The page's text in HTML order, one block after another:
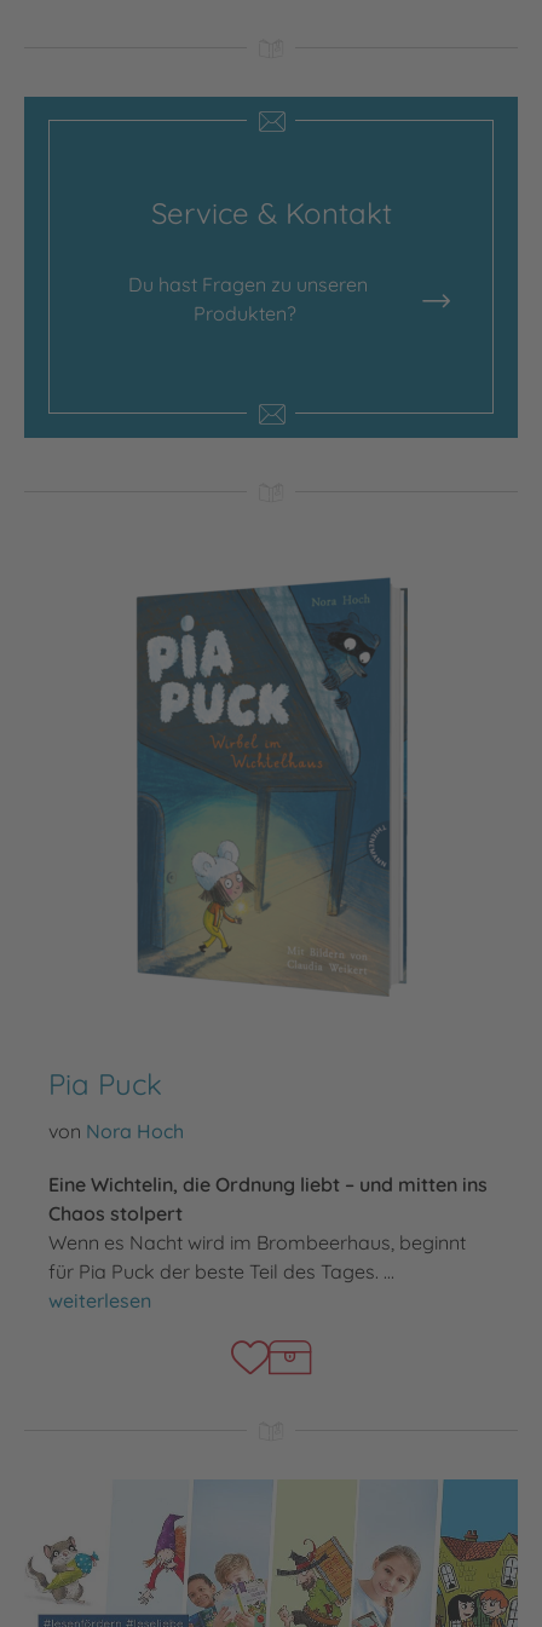
Service & Kontakt
Du hast Fragen zu unseren
Produkten?
Pia Puck
von Nora Hoch
Eine Wichtelin, die Ordnung liebt – und mitten ins
Chaos stolpert
Wenn es Nacht wird im Brombeerhaus, beginnt
für Pia Puck der beste Teil des Tages. …
Pia Puck
weiterlesen